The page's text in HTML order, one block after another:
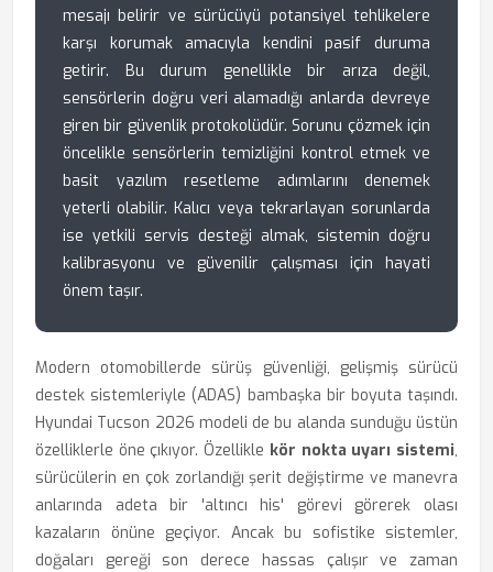
mesajı belirir ve sürücüyü potansiyel tehlikelere
karşı korumak amacıyla kendini pasif duruma
getirir. Bu durum genellikle bir arıza değil,
sensörlerin doğru veri alamadığı anlarda devreye
giren bir güvenlik protokolüdür. Sorunu çözmek için
öncelikle sensörlerin temizliğini kontrol etmek ve
basit yazılım resetleme adımlarını denemek
yeterli olabilir. Kalıcı veya tekrarlayan sorunlarda
ise yetkili servis desteği almak, sistemin doğru
kalibrasyonu ve güvenilir çalışması için hayati
önem taşır.
Modern otomobillerde sürüş güvenliği, gelişmiş sürücü
destek sistemleriyle (ADAS) bambaşka bir boyuta taşındı.
Hyundai Tucson 2026 modeli de bu alanda sunduğu üstün
özelliklerle öne çıkıyor. Özellikle kör nokta uyarı sistemi,
sürücülerin en çok zorlandığı şerit değiştirme ve manevra
anlarında adeta bir 'altıncı his' görevi görerek olası
kazaların önüne geçiyor. Ancak bu sofistike sistemler,
doğaları gereği son derece hassas çalışır ve zaman